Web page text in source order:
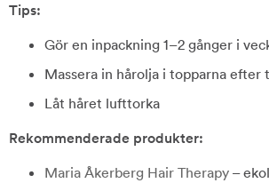
Tips:
Gör en inpackning 1–2 gånger i
Massera in hårolja i topparna efter
Låt håret lufttorka
Rekommenderade produkter:
Maria Åkerberg Hair Therapy –